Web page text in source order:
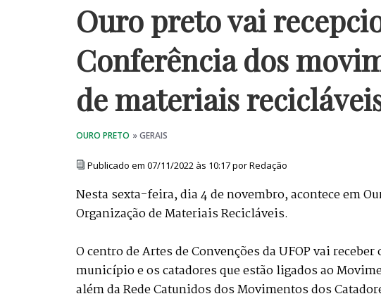
Ouro preto vai
Conferência dos
de materiais
Publicado em 07/11/2022 às 10:17 por Redação
Nesta sexta-feira, dia 4 de novembro, acontece em
Organização de Materiais Recicláveis.
O centro de Artes de Convenções da UFOP vai
município e os catadores que estão ligados ao
além da Rede Catunidos dos Movimentos dos